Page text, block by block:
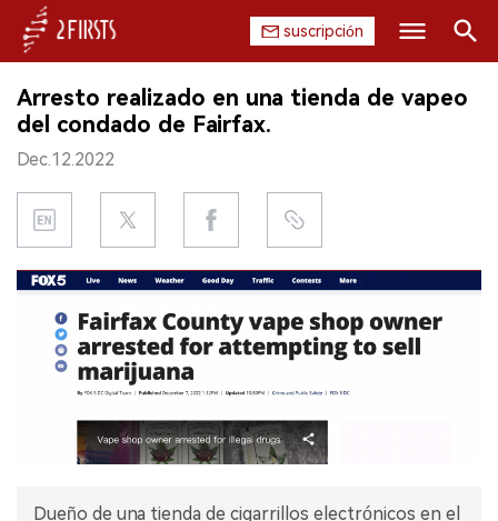
suscripción
INICIO
EMPRESA
PRODUCTO
REGULACIÓN
CHINA
DATOS
EXPOSICIÓN
Buscar
Arresto realizado en una tienda de vapeo
del condado de Fairfax.
Dec.12.2022
Dueño de una tienda de cigarrillos electrónicos en el